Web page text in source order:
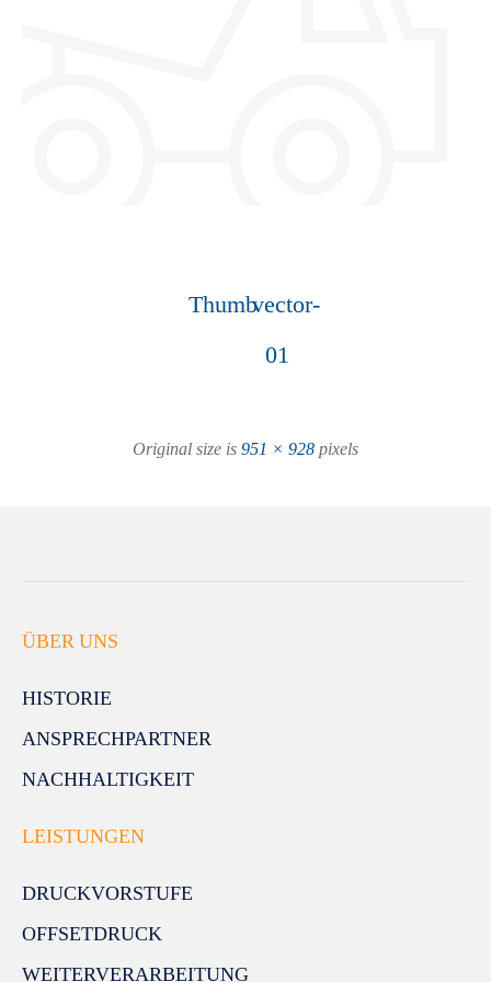
Thumbvector-
01
Original size is 951 × 928 pixels
ÜBER UNS
HISTORIE
ANSPRECHPARTNER
NACHHALTIGKEIT
LEISTUNGEN
DRUCKVORSTUFE
OFFSETDRUCK
WEITERVERARBEITUNG